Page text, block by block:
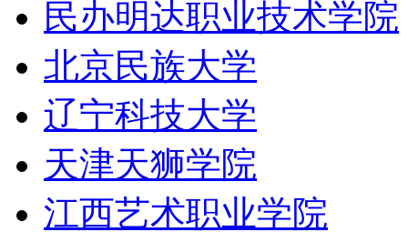
民办明达职业技术学院
北京民族大学
辽宁科技大学
天津天狮学院
江西艺术职业学院